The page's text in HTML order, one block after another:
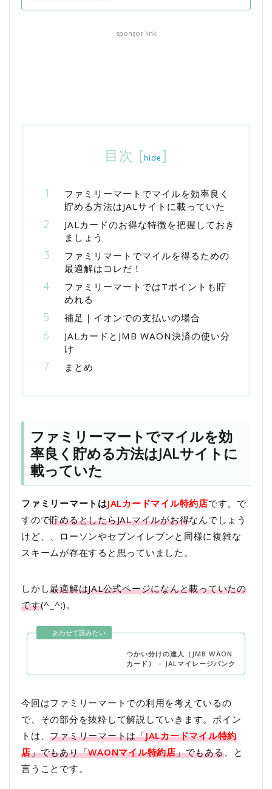
sponsor link
目次 [hide]
ファミリーマートでマイルを効率良く
貯める方法はJALサイトに載っていた
JALカードのお得な特徴を把握しておき
ましょう
ファミリマートでマイルを得るための
最適解はコレだ！
ファミリーマートではTポイントも貯
めれる
補足｜イオンでの支払いの場合
JALカードとJMB WAON決済の使い分
け
まとめ
ファミリーマートでマイルを効
率良く貯める方法はJALサイトに
載っていた
ファミリーマートはJALカードマイル特約店です。で
すので貯めるとしたらJALマイルがお得なんでしょう
けど、、ローソンやセブンイレブンと同様に複雑な
スキームが存在すると思っていました。
しかし最適解はJAL公式ページになんと載っていたの
です(^_^;)。
つかい分けの達人（JMB WAON
カード） – JALマイレージバンク
今回はファミリーマートでの利用を考えているの
で、その部分を抜粋して解説していきます。ポイン
トは、ファミリーマートは「JALカードマイル特約
店」でもあり「WAONマイル特約店」でもある、と
言うことです。